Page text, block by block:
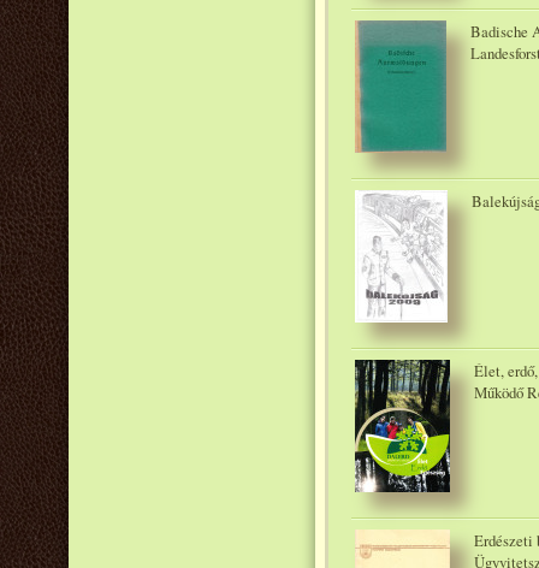
Badische
Élet,
Működő
Erdészeti